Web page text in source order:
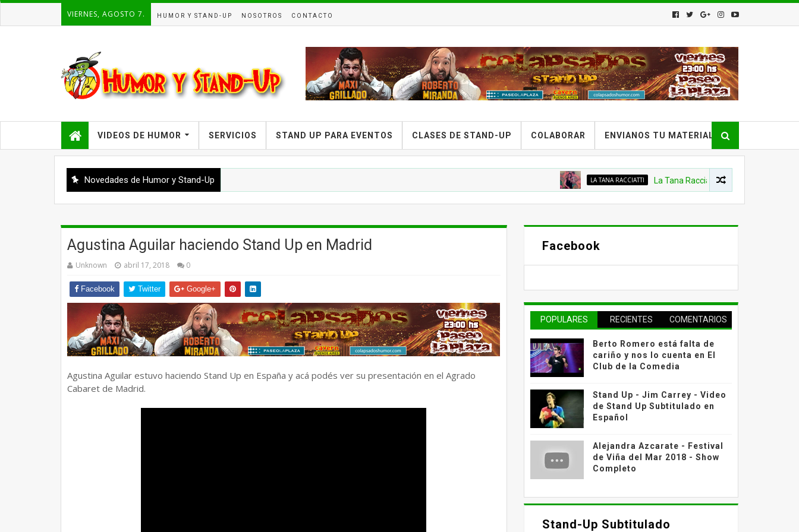
VIERNES, AGOSTO 7. HUMOR Y STAND-UP NOSOTROS CONTACTO
VIDEOS DE HUMOR SERVICIOS STAND UP PARA EVENTOS CLASES DE STAND-UP COLABORAR ENVIANOS TU MATERIAL
Novedades de Humor y Stand-Up LA TANA RACCIATTI La Tana Racciatti - Stand Up en Provincia
Agustina Aguilar haciendo Stand Up en Madrid
Unknown abril 17, 2018 0
Facebook Twitter Google+
Agustina Aguilar estuvo haciendo Stand Up en España y acá podés ver su presentación en el Agrado
Cabaret de Madrid.
Facebook
POPULARES RECIENTES COMENTARIOS
Berto Romero está falta de
cariño y nos lo cuenta en El
Club de la Comedia
Stand Up - Jim Carrey - Video
de Stand Up Subtitulado en
Español
Alejandra Azcarate - Festival
de Viña del Mar 2018 - Show
Completo
Stand-Up Subtitulado